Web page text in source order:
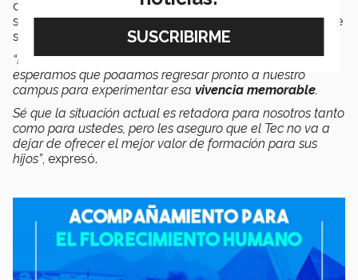
de todos los padres de familia y los alentó a seguir
sumando esfuerzos para acompañar a sus hijos durante
su formación profesional.
“Les pido que mantengan la confianza en la institución,
esperamos que podamos regresar pronto a nuestro
campus para experimentar esa vivencia memorable.
Sé que la situación actual es retadora para nosotros tanto
como para ustedes, pero les aseguro que el Tec no va a
dejar de ofrecer el mejor valor de formación para sus
hijos”, expresó.